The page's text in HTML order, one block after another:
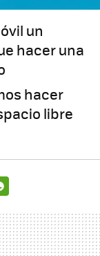
un
hacer una
hacer
libre